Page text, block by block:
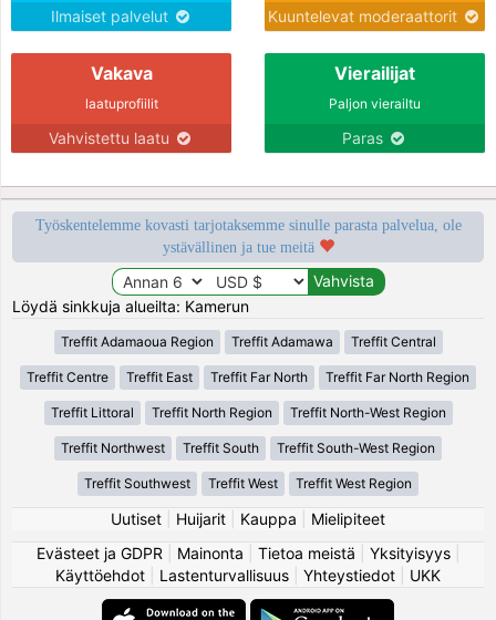
Ilmaiset palvelut Kuuntelevat moderaattorit
Vakava
laatuprofiilit
Vahvistettu laatu
Vierailijat
Paljon vierailtu
Paras
Työskentelemme kovasti tarjotaksemme sinulle parasta palvelua, ole
ystävällinen ja tue meitä
Löydä sinkkuja alueilta: Kamerun
Treffit Adamaoua Region Treffit Adamawa Treffit Central
Treffit Centre Treffit East Treffit Far North Treffit Far North Region
Treffit Littoral Treffit North Region Treffit North-West Region
Treffit Northwest Treffit South Treffit South-West Region
Treffit Southwest Treffit West Treffit West Region
Uutiset Huijarit Kauppa
Mielipiteet
Evästeet ja GDPR
Mainonta Tietoa meistä Yksityisyys|
Käyttöehdot
Lastenturvallisuus Yhteystiedot UKK